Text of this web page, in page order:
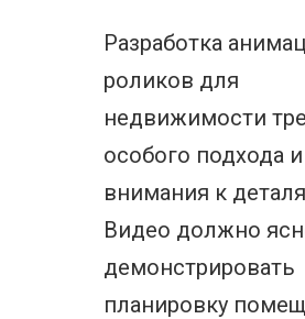
Разработка
роликов для
недвижимости
особого подхода и
внимания к
Видео должно
демонстрировать
планировку